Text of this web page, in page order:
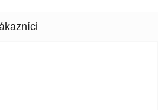
5 z 5 hvězdiček.